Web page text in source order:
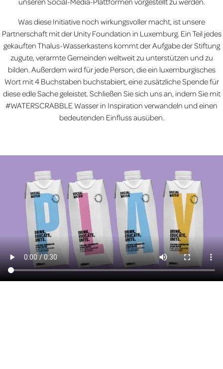
Was diese Initiative noch wirkungsvoller macht, ist unsere
Partnerschaft mit der Unity Foundation in Luxemburg. Ein Teil jedes
gekauften Thalus-Wasserkastens kommt der Aufgabe der Stiftung
zugute, verarmte Gemeinden weltweit zu unterstützen und zu
bilden. Außerdem wird für jede Person, die ein luxemburgisches
Wort mit 4 Buchstaben buchstabiert, eine zusätzliche Spende für
diese edle Sache geleistet. Schließen Sie sich uns an, indem Sie mit
#WATERSCRABBLE Wasser in Inspiration verwandeln und einen
bedeutenden Einfluss ausüben.